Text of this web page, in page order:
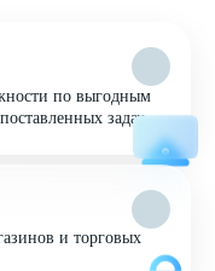
по выгодным
задач
и торговых